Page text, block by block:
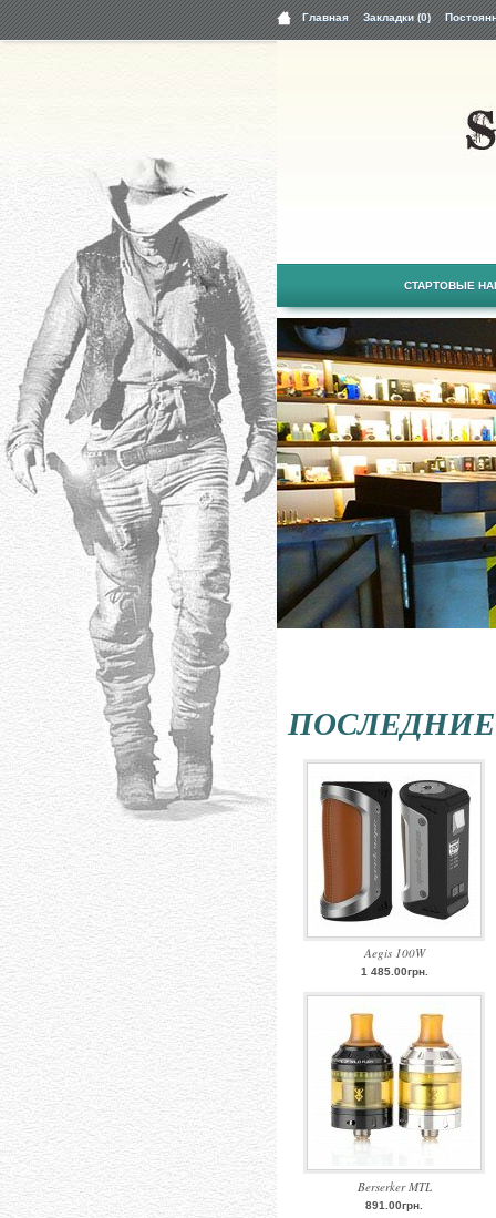
Главная Закладки (0)
СТАРТОВЫЕ
Aegis 100W
1 485.00грн.
Berserker MTL
891.00грн.